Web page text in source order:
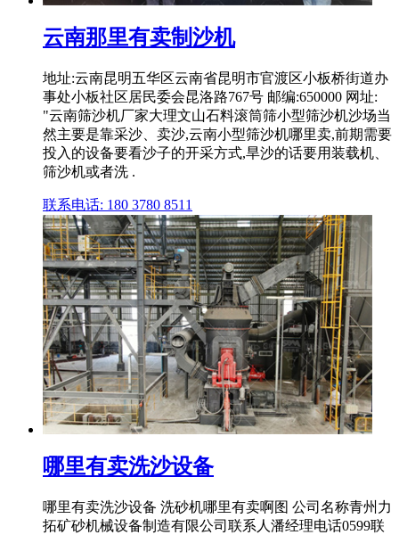
云南那里有卖制沙机
地址:云南昆明五华区云南省昆明市官渡区小板桥街道办
事处小板社区居民委会昆洛路767号 邮编:650000 网址:
"云南筛沙机厂家大理文山石料滚筒筛小型筛沙机沙场当
然主要是靠采沙、卖沙,云南小型筛沙机哪里卖,前期需要
投入的设备要看沙子的开采方式,旱沙的话要用装载机、
筛沙机或者洗 .
联系电话: 180 3780 8511
哪里有卖洗沙设备
哪里有卖洗沙设备 洗砂机哪里有卖啊图 公司名称青州力
拓矿砂机械设备制造有限公司联系人潘经理电话0599联